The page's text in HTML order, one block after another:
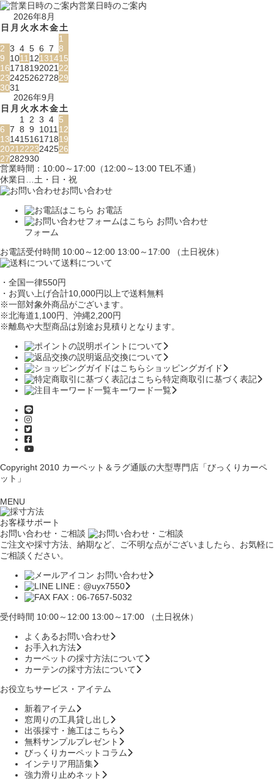
営業日時のご案内
2026年8月
日 月 火水木金土
1
2 3 4 5 6 7 8
9
101112131415
16171819202122
23242526272829
3031
2026年9月
日 月 火水木金土
1 2 3 4 5
6 7 8 9 101112
13141516171819
20212223242526
27282930
営業時間：10:00～17:00（12:00～13:00 TEL不通）
休業日…土・日・祝
お問い合わせ
お電話
お問い合わせ
フォーム
お電話受付時間 10:00～12:00 13:00～17:00 （土日祝休）
送料について
・全国一律550円
・お買い上げ合計10,000円 以上で送料無料
※一部対象外商品がございます。
※北海道1,100円、沖縄2,200円
※離島や大型商品は別途お見積りとなります。
ポイントについて
返品交換について
ショッピングガイド
特定商取引に基づく表記
キーワード一覧
Copyright 2010 カーペット＆ラグ通販の大型専門店「びっくりカーペ
ット」
MENU
お客様サポート
お問い合わせ・ご相談
ご注文や採寸方法、納期など、ご不明な点がございましたら、お気軽に
ご相談ください。
お問い合わせ
LINE：@uyx7550
FAX：06-7657-5032
受付時間 10:00～12:00 13:00～17:00 （土日祝休）
よくあるお問い合わせ
お手入れ方法
カーペットの採寸方法について
カーテンの採寸方法について
お役立ちサービス・アイテム
新着アイテム
窓周りの工具貸し出し
出張採寸・施工はこちら
無料サンプルプレゼント
びっくりカーペットコラム
インテリア用語集
強力滑り止めネット